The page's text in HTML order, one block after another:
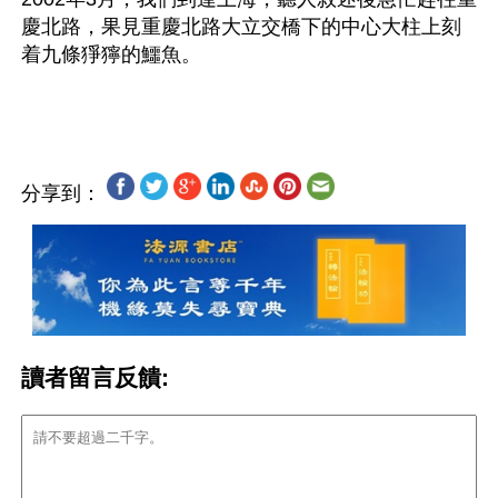
慶北路，果見重慶北路大立交橋下的中心大柱上刻
着九條猙獰的鱷魚。
分享到：
讀者留言反饋: